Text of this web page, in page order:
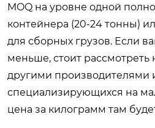
MOQ на уровне одной
контейнера (20-24 тонны)
для сборных грузов. Если
меньше, стоит
другими производителями
специализирующихся на
цена за килограмм там